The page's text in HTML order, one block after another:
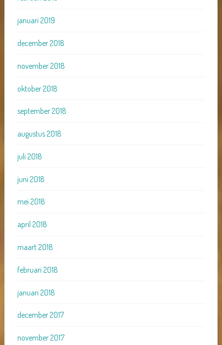
januari 2019
december 2018
november 2018
oktober 2018
september 2018
augustus 2018
juli 2018
juni 2018
mei 2018
april 2018
maart 2018
februari 2018
januari 2018
december 2017
november 2017